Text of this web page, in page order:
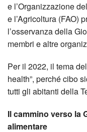
e l’Organizzazione
e l’Agricoltura (FAO)
l’osservanza della
membri e altre
Per il 2022, il tema
health”, perché cibo
tutti gli abitanti della
Il cammino verso la
alimentare